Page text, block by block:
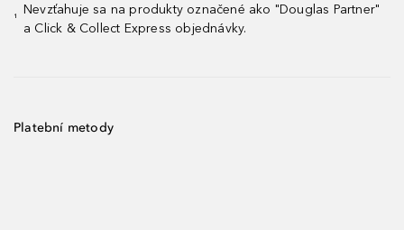
¹
Nevzťahuje sa na produkty označené ako "Douglas Partner"
a Click & Collect Express objednávky.
Platební metody